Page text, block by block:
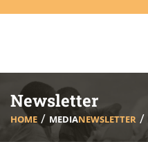
Newsletter
HOME MEDIANEWSLETTER